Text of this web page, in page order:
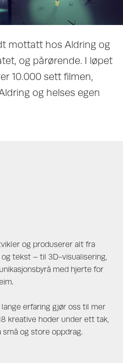
mottatt hos Aldring og
og pårørende. I løpet
10.000 sett filmen,
og helses egen
og produserer alt fra
tekst – til 3D-visualisering,
med hjerte for
erfaring gjør oss til mer
kreative hoder under ett tak,
og store oppdrag.